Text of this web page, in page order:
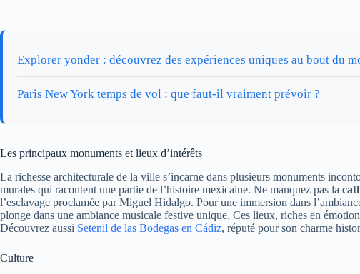
Explorer yonder : découvrez des expériences uniques au bout du
Paris New York temps de vol : que faut-il vraiment prévoir ?
Les principaux monuments et lieux d’intérêts
La richesse architecturale de la ville s’incarne dans plusieurs monuments
murales qui racontent une partie de l’histoire mexicaine. Ne manquez pas la
l’esclavage proclamée par Miguel Hidalgo. Pour une immersion dans
plonge dans une ambiance musicale festive unique. Ces lieux, riches en
Découvrez aussi Setenil de las Bodegas en Cádiz, réputé pour son charme
Culture